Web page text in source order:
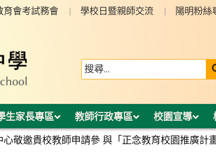
育會考試務會 學校日暨親師交流 陽明粉絲
生家長專區 教師行政專區 校園宣導
敬邀貴校教師申請參 與「正念教育校園推廣計畫